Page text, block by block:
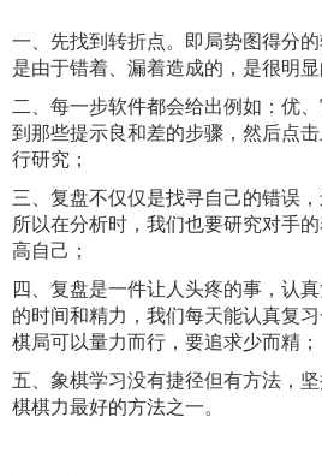
一、先找到转折点。即局势图得分
是由于错着、漏着造成的，是很明显
二、每一步软件都会给出例如：优
到那些提示良和差的步骤，然后点
行研究；
三、复盘不仅仅是找寻自己的错误
所以在分析时，我们也要研究对手
高自己；
四、复盘是一件让人头疼的事，认
的时间和精力，我们每天能认真复
棋局可以量力而行，要追求少而精；
五、象棋学习没有捷径但有方法，
棋棋力最好的方法之一。